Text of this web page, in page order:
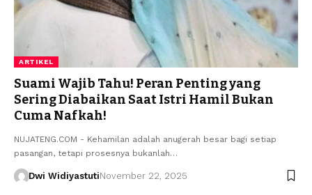
ARTIKEL
Suami Wajib Tahu! Peran Penting yang
Sering Diabaikan Saat Istri Hamil Bukan
Cuma Nafkah!
NUJATENG.COM - Kehamilan adalah anugerah besar bagi setiap
pasangan, tetapi prosesnya bukanlah…
Dwi WidiyastutiNovember 22, 2025